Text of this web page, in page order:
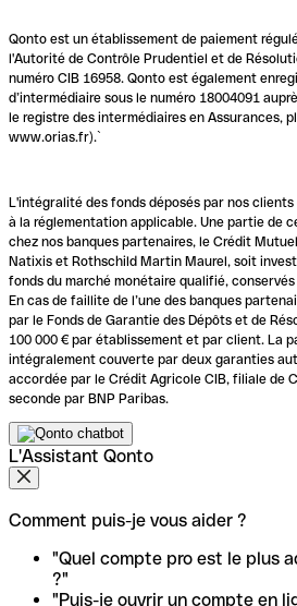
Qonto est un établissement de paiement
l'Autorité de Contrôle Prudentiel et de
numéro CIB 16958. Qonto est également
d’intermédiaire sous le numéro 18004091
le registre des intermédiaires en Assurances,
www.orias.fr).`
L'intégralité des fonds déposés par nos
à la réglementation applicable. Une partie de
chez nos banques partenaires, le Crédit
Natixis et Rothschild Martin Maurel, soit
fonds du marché monétaire qualifié,
En cas de faillite de l’une des banques
par le Fonds de Garantie des Dépôts et de
100 000 € par établissement et par client. La
intégralement couverte par deux garanties
accordée par le Crédit Agricole CIB, filiale de
seconde par BNP Paribas.
L'Assistant Qonto
Comment puis-je vous aider ?
"Quel compte pro est le plus
?"
"Puis-je ouvrir un compte en